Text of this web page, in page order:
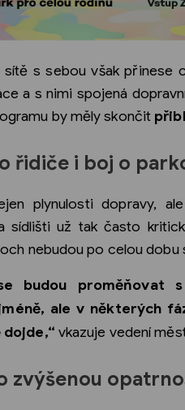
s sebou však přinese
a s nimi spojená
by měly skončit
řidiče i boj o
plynulosti dopravy,
sídlišti už tak často
nebudou po celou dobu
budou proměňovat
ale v některých
vkazuje vedení
zvýšenou